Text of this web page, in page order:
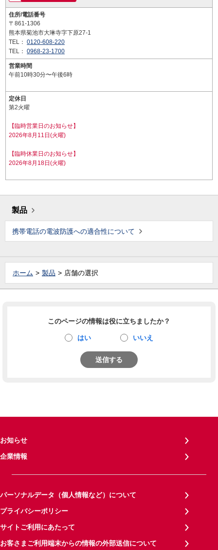
住所/電話番号
〒861-1306
熊本県菊池市大琳寺字下原27-1
TEL： 0120-608-220
TEL： 0968-23-1700
営業時間
午前10時30分〜午後6時
定休日
第2火曜
【臨時営業日のお知らせ】
2026年8月11日(火曜)
【臨時休業日のお知らせ】
2026年8月18日(火曜)
製品
携帯電話の電波防護への適合性について
ホーム 製品 店舗の選択
このページの情報は役に立ちましたか？
はい いいえ
送信する
お知らせ
企業情報
パーソナルデータ（個人情報など）について
プライバシーポリシー
サイトご利用にあたって
お客さまご利用端末からの情報の外部送信について